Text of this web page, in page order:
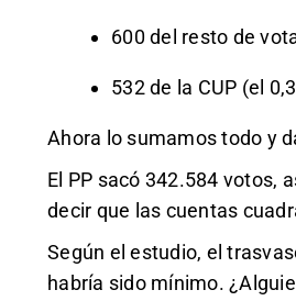
600 del resto de
532 de la CUP (el
Ahora lo sumamos todo y
El PP sacó 342.584 votos,
decir que las cuentas
Según el estudio, el
habría sido mínimo.